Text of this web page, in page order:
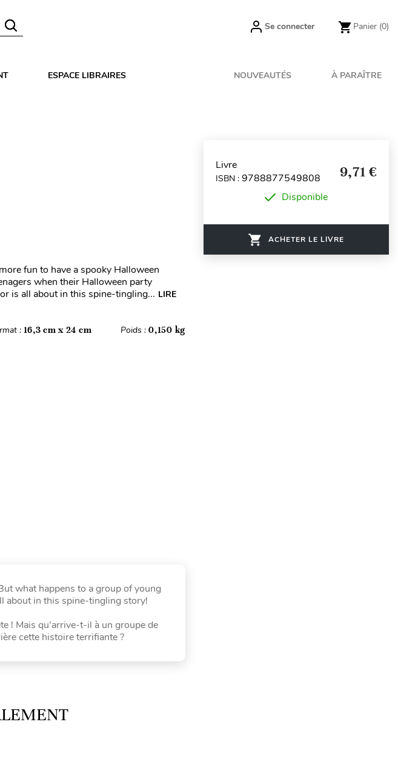
Se connecter Panier (0)
ESPACE LIBRAIRES NOUVEAUTÉS À PARAÎTRE
fun to have a spooky Halloween
when their Halloween party
is all about in this spine-tingling... LIRE
: 16,3 cm x 24 cm Poids :0,150 kg
what happens to a group of young
about in this spine-tingling story!
! Mais qu’arrive-t-il à un groupe de
cette histoire terrifiante ?
Livre
ISBN : 9788877549808 9,71 €
Disponible
ACHETER LE LIVRE